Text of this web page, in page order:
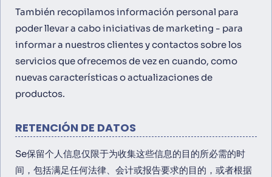
También recopilamos información personal para
poder llevar a cabo iniciativas de marketing - para
informar a nuestros clientes y contactos sobre los
servicios que ofrecemos de vez en cuando, como
nuevas características o actualizaciones de
productos.
RETENCIÓN DE DATOS
Se保留个人信息仅限于为收集这些信息的目的所必需的时
间，包括满足任何法律、会计或报告要求的目的，或者根据